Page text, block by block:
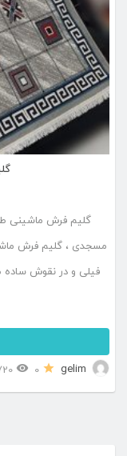
گلیم فرش ماشینی
مسجدی ، گلیم فرش
فیلی و در نقوش ساده
gelim
0